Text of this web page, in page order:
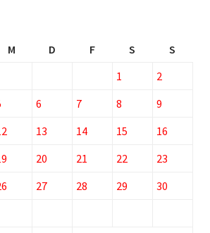
M D F S
S
1
2
6 7 8
9
13 14 15
16
20 21 22
23
27 28 29
30